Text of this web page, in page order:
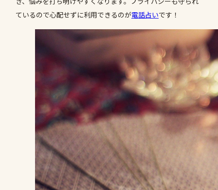
ているので心配せずに利用できるのが電話占いです！